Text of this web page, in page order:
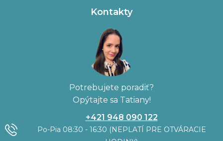
Kontakty
Potrebujete poradiť?
Opýtajte sa Tatiany!
+421 948 090 122
Po-Pia 08:30 - 16:30 (NEPLATÍ PRE OTVÁRACIE